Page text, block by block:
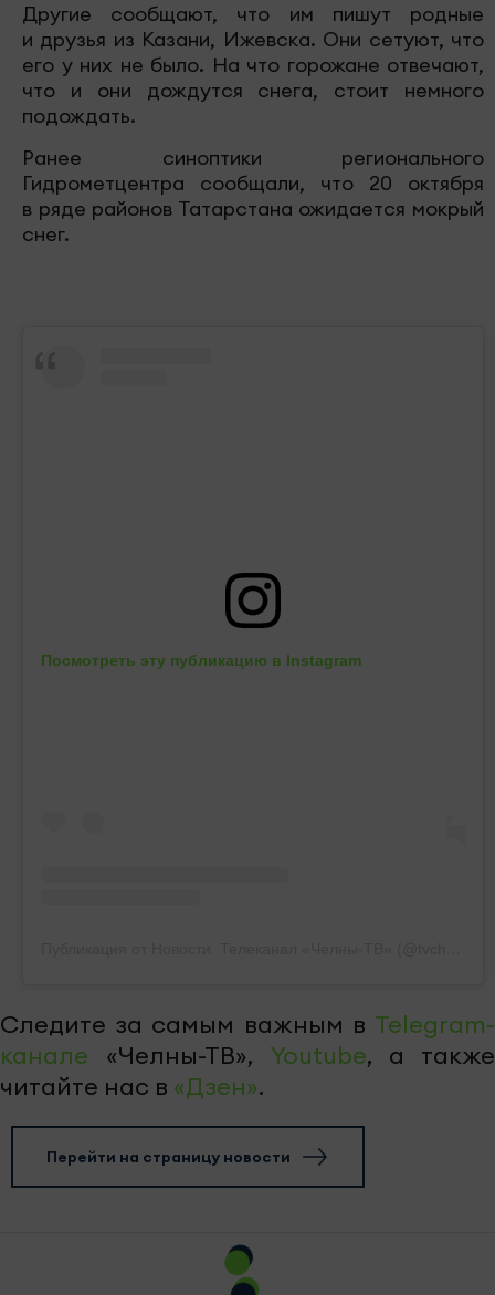
Другие сообщают, что им пишут родные
и друзья из Казани, Ижевска. Они сетуют, что
его у них не было. На что горожане отвечают,
что и они дождутся снега, стоит немного
подождать.
Ранее синоптики регионального
Гидрометцентра сообщали, что 20 октября
в ряде районов Татарстана ожидается мокрый
снег.
Посмотреть эту публикацию в Instagram
Следите за самым важным в Telegram-
канале «Челны-ТВ», Youtube, а также
читайте нас в «Дзен».
Перейти на страницу новости